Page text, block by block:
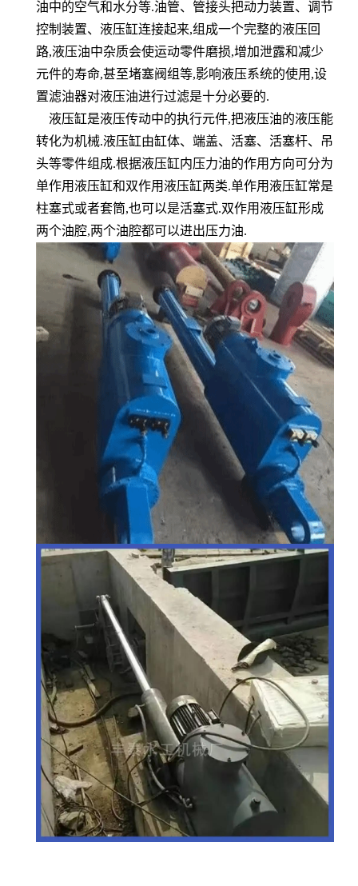
油中的空气和水分等.油管、管接头把动力装置、调节
控制装置、 液压缸连接起来,组成一个完整的液压回
路,液压油中杂质会使运动零件磨损,增加泄露和减少
元件的寿命,甚至堵塞阀组等,影响液压系统的使用 ,设
置滤油器对液压油进行过滤是十分必要的.
液压缸是液压传动中的执行元件,把液压油的液压能
转化为机械.液压缸由缸体、 端盖、活塞、活塞杆、吊
头等零件组成.根据液压缸内压力油的作用方向可分为
单作用液压缸和双作用液压缸两类.单作用液压缸常是
柱塞式或者套筒,也可以是活塞式.双作用液压缸形成
两个油腔,两个油腔都可以进出压力油.